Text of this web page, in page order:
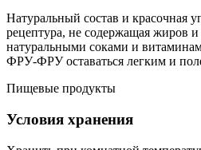
Натуральный состав и красочная
рецептура, не содержащая жиров
натуральными соками и
ФРУ-ФРУ оставаться легким и
Пищевые продукты
Условия хранения